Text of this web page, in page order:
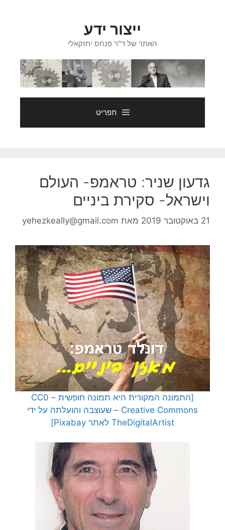
ייצור ידע
האתר של ד"ר פנחס יחזקאלי
תפריט
גדעון שניר: טראמפ- העולם
וישראל- סקירת ביניים
21 באוקטובר 2019 מאת yehezkeally@gmail.com
[התמונה המקורית היא תמונה חופשית – CC0
Creative Commons – שעוצבה והועלתה על ידי
TheDigitalArtist לאתר Pixabay]